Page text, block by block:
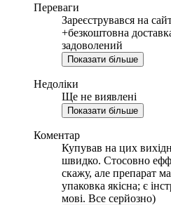
Переваги
Зареєструвався на
+безкоштовна
задоволений
Показати більше
Недоліки
Ще не виявлені
Показати більше
Коментар
Купував на цих
швидко. Стосовно
скажу, але препарат
упаковка якісна; є
мові. Все серйозно)